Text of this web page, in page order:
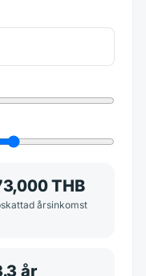
THB
årsinkomst
år